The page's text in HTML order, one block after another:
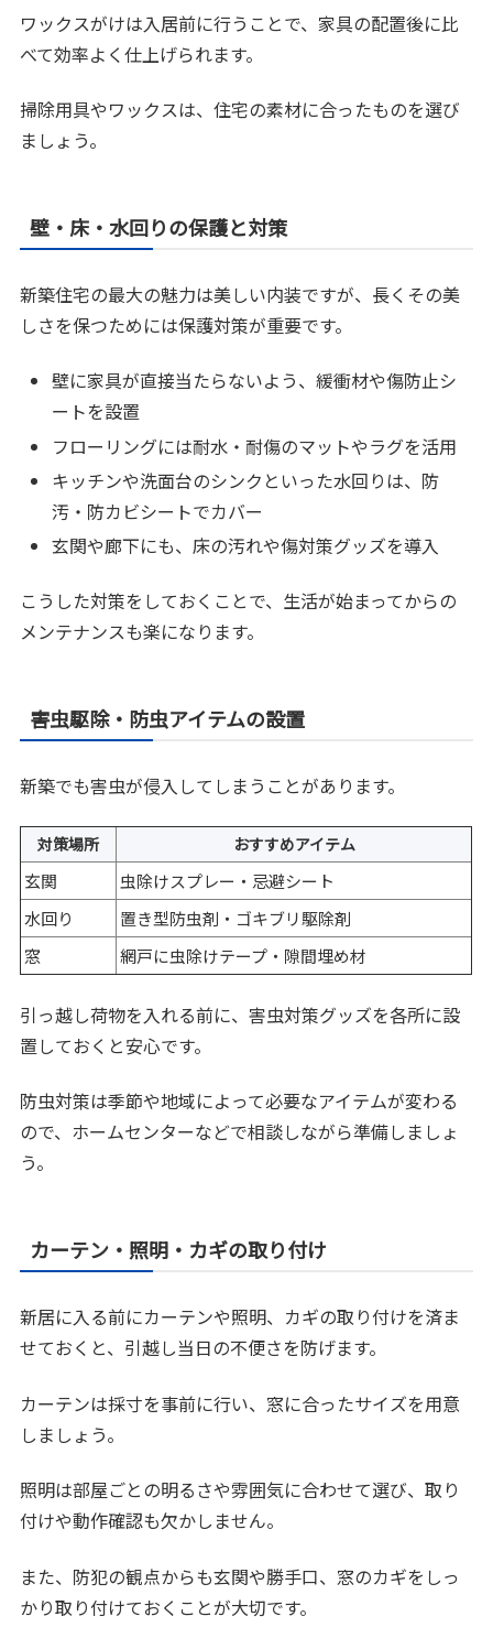
ワックスがけは入居前に行うことで、家具の配置後に比
べて効率よく仕上げられます。
掃除用具やワックスは、住宅の素材に合ったものを選び
ましょう。
壁・床・水回りの保護と対策
新築住宅の最大の魅力は美しい内装ですが、長くその美
しさを保つためには保護対策が重要です。
壁に家具が直接当たらないよう、緩衝材や傷防止シ
ートを設置
フローリングには耐水・耐傷のマットやラグを活用
キッチンや洗面台のシンクといった水回りは、防
汚・防カビシートでカバー
玄関や廊下にも、床の汚れや傷対策グッズを導入
こうした対策をしておくことで、生活が始まってからの
メンテナンスも楽になります。
害虫駆除・防虫アイテムの設置
新築でも害虫が侵入してしまうことがあります。
対策場所 おすすめアイテム
玄関
虫除けスプレー・忌避シート
水回り
置き型防虫剤・ゴキブリ駆除剤
窓
網戸に虫除けテープ・隙間埋め材
引っ越し荷物を入れる前に、害虫対策グッズを各所に設
置しておくと安心です。
防虫対策は季節や地域によって必要なアイテムが変わる
ので、ホームセンターなどで相談しながら準備しましょ
う。
カーテン・照明・カギの取り付け
新居に入る前にカーテンや照明、カギの取り付けを済ま
せておくと、引越し当日の不便さを防げます。
カーテンは採寸を事前に行い、窓に合ったサイズを用意
しましょう。
照明は部屋ごとの明るさや雰囲気に合わせて選び、取り
付けや動作確認も欠かしません。
また、防犯の観点からも玄関や勝手口、窓のカギをしっ
かり取り付けておくことが大切です。